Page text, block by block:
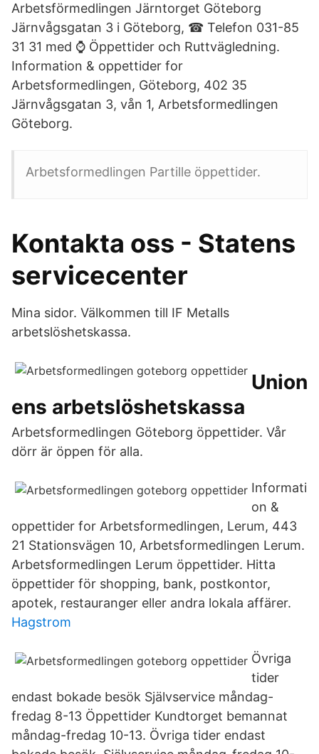
Arbetsförmedlingen Järntorget Göteborg
Järnvågsgatan 3 i Göteborg, ☎ Telefon 031-85
31 31 med ⌚ Öppettider och Ruttvägledning.
Information & oppettider for
Arbetsformedlingen, Göteborg, 402 35
Järnvågsgatan 3, vån 1, Arbetsformedlingen
Göteborg.
Arbetsformedlingen Partille öppettider.
Kontakta oss - Statens
servicecenter
Mina sidor. Välkommen till IF Metalls
arbetslöshetskassa.
Union
ens arbetslöshetskassa
Arbetsformedlingen Göteborg öppettider. Vår
dörr är öppen för alla.
Informati
on &
oppettider for Arbetsformedlingen, Lerum, 443
21 Stationsvägen 10, Arbetsformedlingen Lerum.
Arbetsformedlingen Lerum öppettider. Hitta
öppettider för shopping, bank, postkontor,
apotek, restauranger eller andra lokala affärer.
Hagstrom
Övriga
tider
endast bokade besök Självservice måndag-
fredag 8-13 Öppettider Kundtorget bemannat
måndag-fredag 10-13. Övriga tider endast